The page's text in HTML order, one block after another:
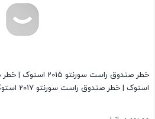
استوک | خطر صندوق راست سورنتو 2017 استوک